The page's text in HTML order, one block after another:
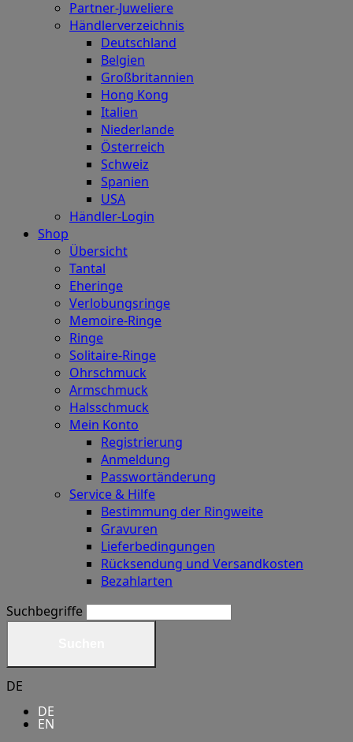
Partner-Juweliere
Händlerverzeichnis
Deutschland
Belgien
Großbritannien
Hong Kong
Italien
Niederlande
Österreich
Schweiz
Spanien
USA
Händler-Login
Shop
Übersicht
Tantal
Eheringe
Verlobungsringe
Memoire-Ringe
Ringe
Solitaire-Ringe
Ohrschmuck
Armschmuck
Halsschmuck
Mein Konto
Registrierung
Anmeldung
Passwortänderung
Service & Hilfe
Bestimmung der Ringweite
Gravuren
Lieferbedingungen
Rücksendung und Versandkosten
Bezahlarten
Suchbegriffe
DE
DE
EN